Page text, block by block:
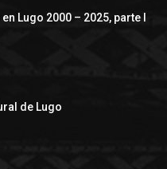
Lugo 2000 – 2025, parte I
de Lugo